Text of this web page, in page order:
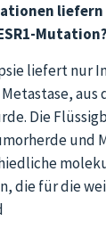
liefern
Mutation?
liefert nur
aus
Die
und
die für die